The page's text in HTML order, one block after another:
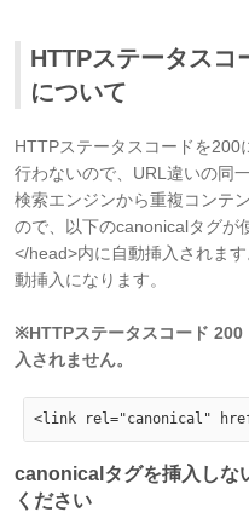
HTTPステータスコ
について
HTTPステータスコードを200
行わないので、URL違いの同
検索エンジンから重複コンテ
ので、以下のcanonicalタグが
</head>内に自動挿入されま
動挿入になります。
※HTTPステータスコード
入されません。
canonicalタグを挿入しな
ください